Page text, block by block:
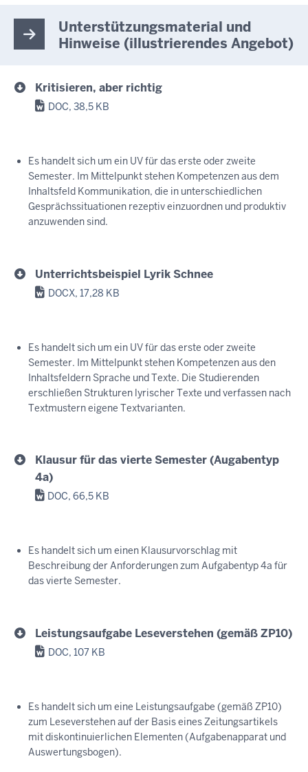
Unterstützungsmaterial und
Hinweise (illustrierendes Angebot)
Kritisieren, aber richtig
DOC, 38,5 KB
Es handelt sich um ein UV für das erste oder zweite
Semester. Im Mittelpunkt stehen Kompetenzen aus dem
Inhaltsfeld Kommunikation, die in unterschiedlichen
Gesprächssituationen rezeptiv einzuordnen und produktiv
anzuwenden sind.
Unterrichtsbeispiel Lyrik Schnee
DOCX, 17,28 KB
Es handelt sich um ein UV für das erste oder zweite
Semester. Im Mittelpunkt stehen Kompetenzen aus den
Inhaltsfeldern Sprache und Texte. Die Studierenden
erschließen Strukturen lyrischer Texte und verfassen nach
Textmustern eigene Textvarianten.
Klausur für das vierte Semester (Augabentyp
4a)
DOC, 66,5 KB
Es handelt sich um einen Klausurvorschlag mit
Beschreibung der Anforderungen zum Aufgabentyp 4a für
das vierte Semester.
Leistungsaufgabe Leseverstehen (gemäß ZP10)
DOC, 107 KB
Es handelt sich um eine Leistungsaufgabe (gemäß ZP10)
zum Leseverstehen auf der Basis eines Zeitungsartikels
mit diskontinuierlichen Elementen (Aufgabenapparat und
Auswertungsbogen).